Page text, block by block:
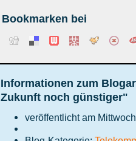
Bookmarken bei
Informationen zum
Zukunft noch günstiger"
veröffentlicht am